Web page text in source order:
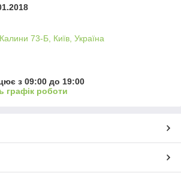
73-Б, Київ, Україна
з 09:00 до 19:00
графік роботи